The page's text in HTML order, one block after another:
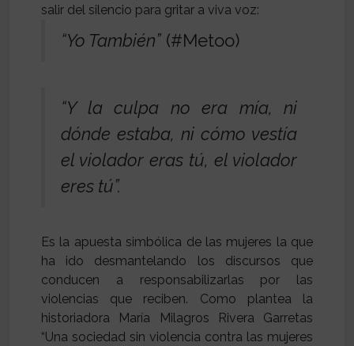
salir del silencio para gritar a viva voz:
“Yo También” (#Metoo)
“Y la culpa no era mía, ni
dónde estaba, ni cómo vestía
el violador eras tú, el violador
eres tú”.
Es la apuesta simbólica de las mujeres la que
ha ido desmantelando los discursos que
conducen a responsabilizarlas por las
violencias que reciben. Como plantea la
historiadora María Milagros Rivera Garretas
“Una sociedad sin violencia contra las mujeres